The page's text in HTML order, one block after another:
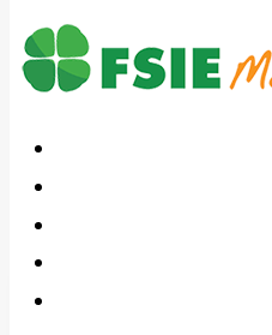
Saltar al contenido principal